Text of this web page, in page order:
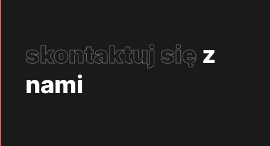
skontaktuj się z
nami